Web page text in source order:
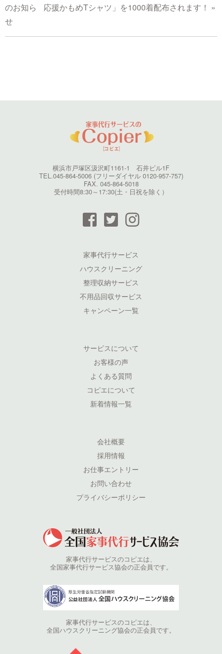
のお知ら
せ
応援かもめTシャツ」を1000着配布されます！ »
横浜市戸塚区汲沢町1161-1 石井ビル1F
TEL.045-864-5006 (フリーダイヤル 0120-957-757)
FAX. 045-864-5018
受付時間8:30～17:30(土・日祝を除く）
家事代行サービス
ハウスクリーニング
整理収納サービス
不用品回収サービス
キャンペーン一覧
サービスについて
お客様の声
よくある質問
コピエについて
新着情報一覧
会社概要
採用情報
お仕事エントリー
お問い合わせ
プライバシーポリシー
家事代行サービスのコピエは、
全国家事代行サービス協会の正会員です。
家事代行サービスのコピエは、
全国ハウスクリーニング協会の正会員です。